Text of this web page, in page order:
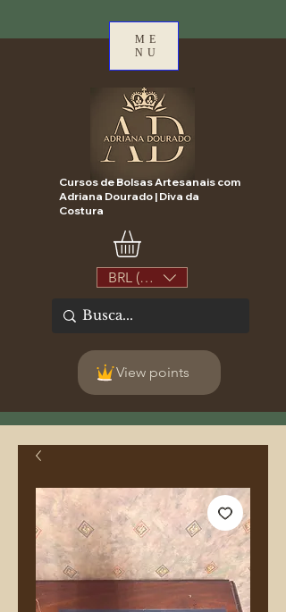
ME
NU
Cursos de Bolsas Artesanais com
Adriana Dourado | Diva da
Costura
BRL (R$)
View points